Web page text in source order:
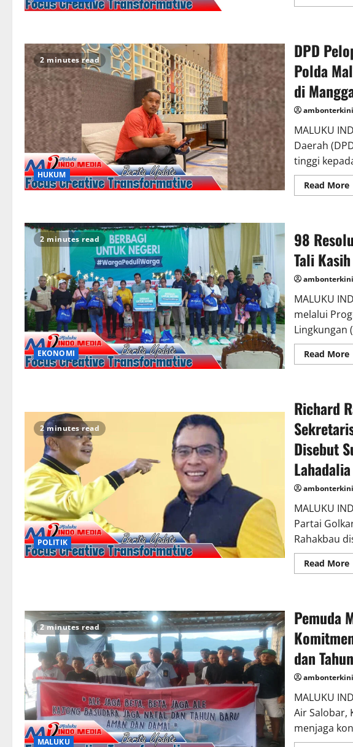
2 minutes read
HUKUM
DPD
Polda
di
MALUKU
Daerah
tinggi
Read More
2 minutes read
EKONOMI
98
Tali
MALUKU
melalui
Lingkungan
Read More
2 minutes read
POLITIK
Richard
Disebut
Lahadalia
MALUKU
Partai
Rahakbau
Read More
2 minutes read
MALUKU
Pemuda
dan
MALUKU
Air Salobar,
menjaga